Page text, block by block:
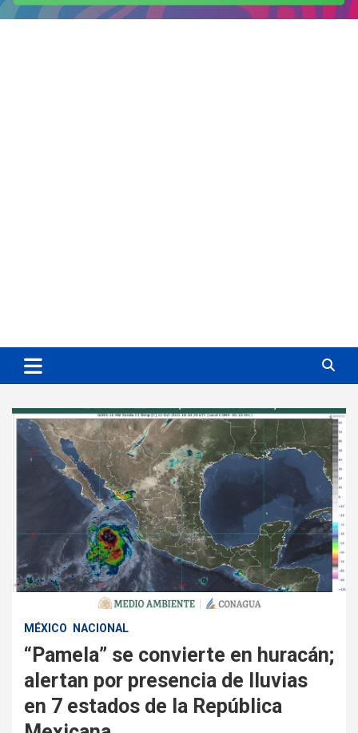
MÉXICO NACIONAL
“Pamela” se convierte en huracán;
alertan por presencia de lluvias
en 7 estados de la República